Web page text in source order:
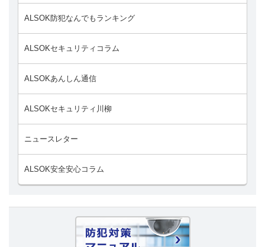
ALSOK防犯なんでもランキング
ALSOKセキュリティコラム
ALSOKあんしん通信
ALSOKセキュリティ川柳
ニュースレター
ALSOK安全安心コラム